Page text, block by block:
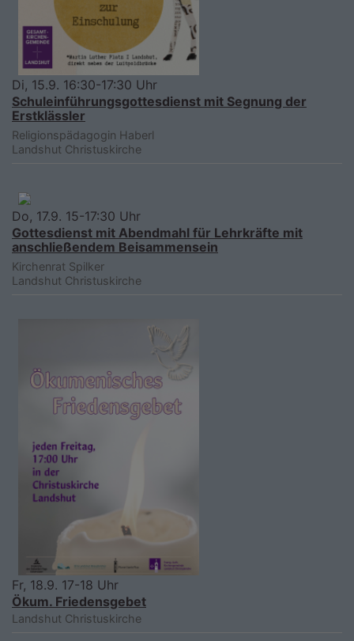
Di, 15.9. 16:30-17:30 Uhr
Schuleinführungsgottesdienst mit Segnung der
Erstklässler
Religionspädagogin Haberl
Landshut Christuskirche
Do, 17.9. 15-17:30 Uhr
Gottesdienst mit Abendmahl für Lehrkräfte mit
anschließendem Beisammensein
Kirchenrat Spilker
Landshut Christuskirche
Fr, 18.9. 17-18 Uhr
Ökum. Friedensgebet
Landshut Christuskirche